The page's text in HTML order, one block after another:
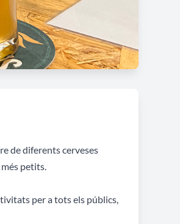
de diferents cerveses
petits.
per a tots els públics,